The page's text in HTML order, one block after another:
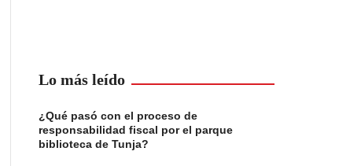
Lo más leído
¿Qué pasó con el proceso de
responsabilidad fiscal por el parque
biblioteca de Tunja?